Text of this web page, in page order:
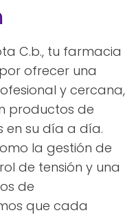
C.b., tu farmacia
ofrecer una
y cercana,
productos de
en su día a día.
la gestión de
de tensión y una
de
que cada